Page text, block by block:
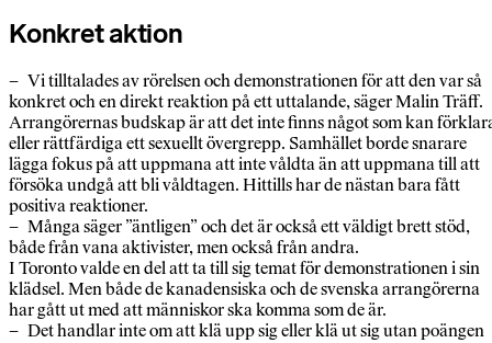
Konkret aktion
– Vi tilltalades av rörelsen och demonstrationen för att den var så
konkret och en direkt reaktion på ett uttalande, säger Malin Träff.
Arrangörernas budskap är att det inte finns något som kan
eller rättfärdiga ett sexuellt övergrepp. Samhället borde snarare
lägga fokus på att uppmana att inte våldta än att uppmana till att
försöka undgå att bli våldtagen. Hittills har de nästan bara fått
positiva reaktioner.
– Många säger ”äntligen” och det är också ett väldigt brett stöd,
både från vana aktivister, men också från andra.
I Toronto valde en del att ta till sig temat för demonstrationen i sin
klädsel. Men både de kanadensiska och de svenska arrangörerna
har gått ut med att människor ska komma som de är.
– Det handlar inte om att klä upp sig eller klä ut sig utan poängen